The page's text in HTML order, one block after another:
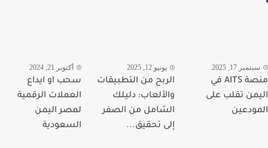
17, 2025
منصة AITS في
تقلب على
يونيو 12, 2025
الربح من التطبيقات
والألعاب: دليلك
الشامل من الصفر
إلى تحقيق...
أكتوبر 21, 2024
سحب او ايداع
العملات الرقمية
لمصر اليمن
السعودية